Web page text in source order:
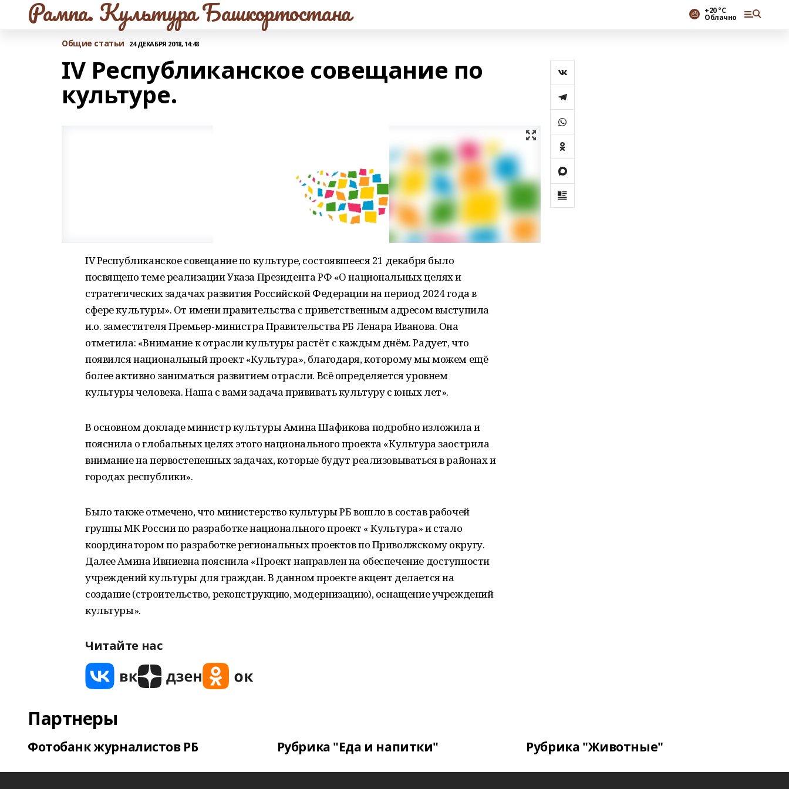
Рампа. Культура Башкортостана +20 °С
Облачно
Общие статьи 24 ДЕКАБРЯ 2018, 14:48
IV Республиканское совещание по
культуре.
IV Республиканское совещание по культуре, состоявшееся 21 декабря было
посвящено теме реализации Указа Президента РФ «О национальных целях и
стратегических задачах развития Российской Федерации на период 2024 года в
сфере культуры». От имени правительства с приветственным адресом выступила
и.о. заместителя Премьер-министра Правительства РБ Ленара Иванова. Она
отметила: «Внимание к отрасли культуры растёт с каждым днём. Радует, что
появился национальный проект «Культура», благодаря, которому мы можем ещё
более активно заниматься развитием отрасли. Всё определяется уровнем
культуры человека. Наша с вами задача прививать культуру с юных лет».
В основном докладе министр культуры Амина Шафикова подробно изложила и
пояснила о глобальных целях этого национального проекта «Культура заострила
внимание на первостепенных задачах, которые будут реализовываться в районах и
городах республики».
Было также отмечено, что министерство культуры РБ вошло в состав рабочей
группы МК России по разработке национального проект « Культура» и стало
координатором по разработке региональных проектов по Приволжскому округу.
Далее Амина Ивниевна пояснила «Проект направлен на обеспечение доступности
учреждений культуры для граждан. В данном проекте акцент делается на
создание (строительство, реконструкцию, модернизацию), оснащение учреждений
культуры».
Читайте нас
Партнеры
Фотобанк журналистов РБ Рубрика "Еда и напитки" Рубрика "Животные"